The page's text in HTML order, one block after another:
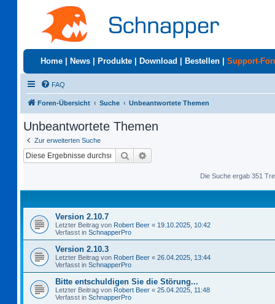
Home News Produkte Download Bestellen Support-
FAQ
Foren-Übersicht Suche Unbeantwortete Themen
Unbeantwortete Themen
Zur erweiterten Suche
Suche
Die Suche ergab 351
Version 2.10.7
Letzter Beitrag von Robert Beer « 19.10.2025, 10:42
Verfasst in SchnapperPro
Version 2.10.3
Letzter Beitrag von Robert Beer « 26.04.2025, 13:44
Verfasst in SchnapperPro
Bitte entschuldigen Sie die Störung...
Letzter Beitrag von Robert Beer « 25.04.2025, 11:48
Verfasst in SchnapperPro